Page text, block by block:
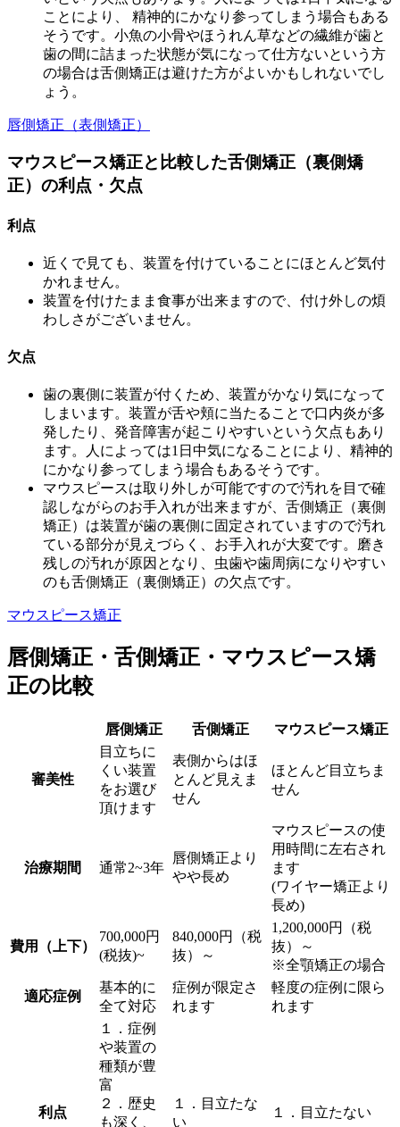
ことにより、 精神的にかなり参ってしまう場合もある
そうです。 小魚の小骨やほうれん草などの繊維が歯と
歯の間に詰まった状態が気になって仕方ないという方
の場合は舌側矯正は避けた方がよいかもしれないでし
ょう。
唇側矯正（表側矯正）
マウスピース矯正と比較した舌側矯正（裏側矯
正）の利点・欠点
利点
近くで見ても、装置を付けていることにほとんど気付
かれません。
装置を付けたまま食事が出来ますので、付け外しの煩
わしさがございません。
欠点
歯の裏側に装置が付くため、装置がかなり気になって
しまいます。装置が舌や頬に当たることで口内炎が多
発したり、発音障害が起こりやすいという欠点 もあり
ます。人によっては1日中気になることにより、精神的
にかなり参ってしまう場合もあるそうです。
マウスピースは取り外しが可能ですので汚れを目で確
認しながらのお手入れが出来ますが、舌側矯正（裏側
矯正）は装置が歯の裏側に固定されていますので汚れ
ている部分が見えづらく、お手入れが大変です。磨き
残しの汚れが原因となり、虫歯や歯周病になりやすい
のも舌側矯正（裏側矯正）の欠点です。
マウスピース矯正
唇側矯正・舌側矯正・マウスピース矯
正の比較
唇側矯正 舌側矯正 マウスピース矯正
審美性
目立ちに
くい装置
をお選び
頂けます
表側からはほ
とんど見えま
せん
ほとんど目立ちま
せん
治療期間 通常2~3年
唇側矯正より
やや長め
マウスピースの使
用時間に左右され
ます
(ワイヤー矯正より
長め)
費用（上下）
700,000円
(税抜)~
840,000円（税
抜）～
1,200,000円（税
抜）～
※全顎矯正の場合
適応症例
基本的に
全て対応
症例が限定さ
れます
軽度の症例に限ら
れます
利点
１．症例
や装置の
種類が豊
富
２．歴史
も深く、
１．目立たな
い
１．目立たない